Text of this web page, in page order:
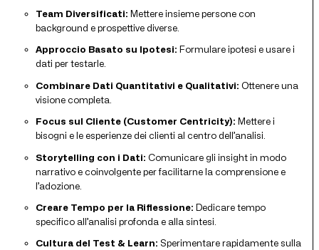
Team Diversificati: Mettere insieme persone con
background e prospettive diverse.
Approccio Basato su Ipotesi: Formulare ipotesi e usare i
dati per testarle.
Combinare Dati Quantitativi e Qualitativi: Ottenere una
visione completa.
Focus sul Cliente (Customer Centricity): Mettere i
bisogni e le esperienze dei clienti al centro dell’analisi.
Storytelling con i Dati: Comunicare gli insight in modo
narrativo e coinvolgente per facilitarne la comprensione e
l’adozione.
Creare Tempo per la Riflessione: Dedicare tempo
specifico all’analisi profonda e alla sintesi.
Cultura del Test & Learn: Sperimentare rapidamente sulla